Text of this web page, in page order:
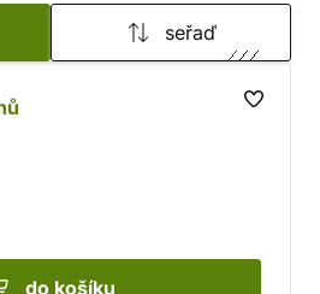
seřaď
do košíku